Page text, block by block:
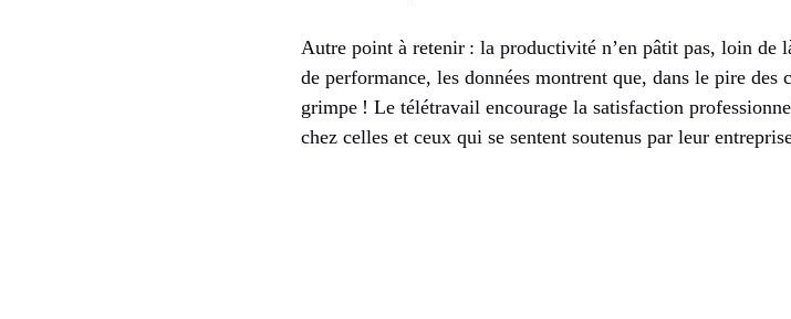
Autre point à retenir : la productivité n’en pâtit pas, loin de
de performance, les données montrent que, dans le pire
grimpe ! Le télétravail encourage la satisfaction
chez celles et ceux qui se sentent soutenus par leur